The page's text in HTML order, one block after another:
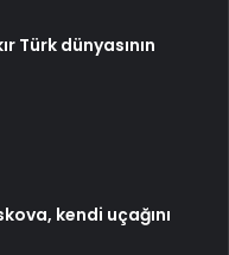
Türk dünyasının
kendi uçağını